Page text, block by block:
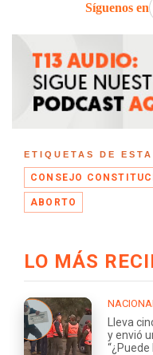
Síguenos en
ETIQUETAS DE
CONSEJO
ABORTO
LO MÁS
NACIONAL
Lleva
y envió